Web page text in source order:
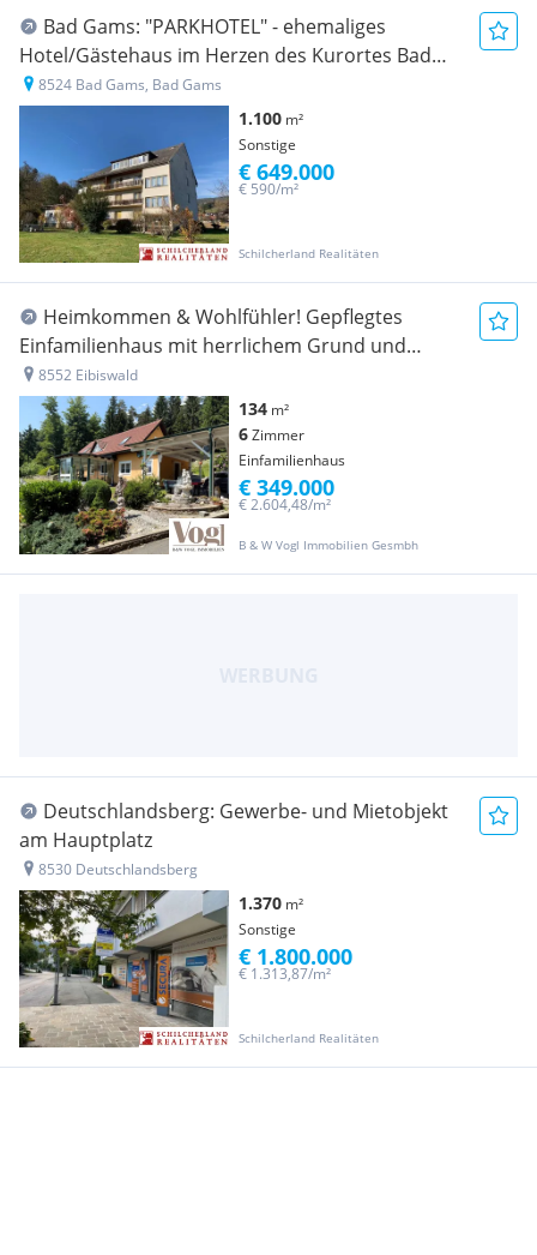
Bad Gams: "PARKHOTEL" - ehemaliges
Hotel/Gästehaus im Herzen des Kurortes Bad
Gams
8524 Bad Gams, Bad Gams
1.100 m²
Sonstige
Schilcherland Realitäten
€ 590/m²
€ 649.000
Heimkommen & Wohlfühler! Gepflegtes
Einfamilienhaus mit herrlichem Grund und
überdachtem Pool
8552 Eibiswald
134 m²
6Zimmer
Einfamilienhaus
B & W Vogl Immobilien Gesmbh
€ 2.604,48/m²
€ 349.000
Deutschlandsberg: Gewerbe- und Mietobjekt
am Hauptplatz
8530 Deutschlandsberg
1.370 m²
Sonstige
Schilcherland Realitäten
€ 1.313,87/m²
€ 1.800.000